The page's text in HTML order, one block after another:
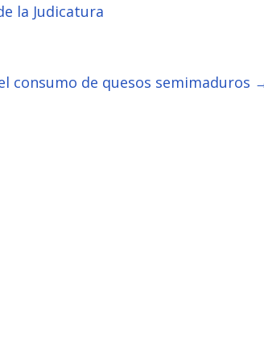
la Judicatura
consumo de quesos semimaduros